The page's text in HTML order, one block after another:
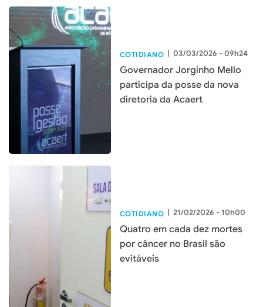
COTIDIANO | 03/03/2026 - 09h24
Governador Jorginho Mello
participa da posse da nova
diretoria da Acaert
COTIDIANO | 21/02/2026 - 10h00
Quatro em cada dez mortes
por câncer no Brasil são
evitáveis